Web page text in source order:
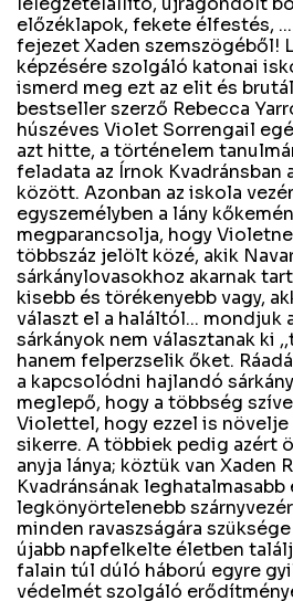
előzéklapok, fekete élfestés,
fejezet Xaden szemszögéből!
képzésére szolgáló katonai
ismerd meg ezt az elit és
bestseller szerző Rebecca
húszéves Violet Sorrengail
azt hitte, a történelem
feladata az Írnok Kvadránsban
között. Azonban az iskola
egyszemélyben a lány
megparancsolja, hogy
többszáz jelölt közé, akik
sárkánylovasokhoz akarnak
kisebb és törékenyebb vagy,
választ el a haláltól... mondjuk
sárkányok nem választanak ki
hanem felperzselik őket.
a kapcsolódni hajlandó
meglepő, hogy a többség
Violettel, hogy ezzel is növelje
sikerre. A többiek pedig azért
anyja lánya; köztük van Xaden
Kvadránsának leghatalmasabb
legkönyörtelenebb
minden ravaszságára
újabb napfelkelte életben
falain túl dúló háború egyre
védelmét szolgáló